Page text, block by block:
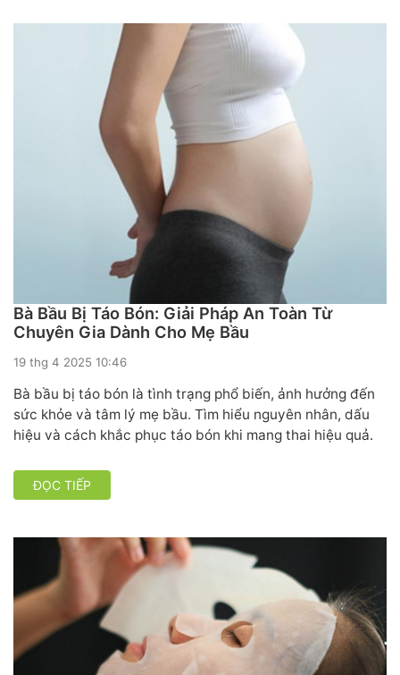
Bà Bầu Bị Táo Bón: Giải Pháp An Toàn Từ
Chuyên Gia Dành Cho Mẹ Bầu
19 thg 4 2025 10:46
Bà bầu bị táo bón là tình trạng phổ biến, ảnh hưởng đến
sức khỏe và tâm lý mẹ bầu. Tìm hiểu nguyên nhân, dấu
hiệu và cách khắc phục táo bón khi mang thai hiệu quả.
ĐỌC TIẾP